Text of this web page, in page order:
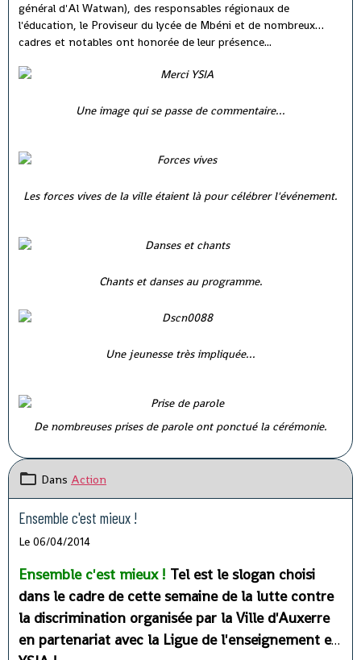
général d'Al Watwan), des responsables régionaux de
l'éducation, le Proviseur du lycée de Mbéni et de nombreux
cadres et notables ont honorée de leur présence...
Une image qui se passe de commentaire...
Les forces vives de la ville étaient là pour célébrer l'événement.
Chants et danses au programme.
Une jeunesse très impliquée...
De nombreuses prises de parole ont ponctué la cérémonie.
Dans Action
Ensemble c'est mieux !
Le 06/04/2014
Ensemble c'est mieux ! Tel est le slogan choisi
dans le cadre de cette semaine de la lutte contre
la discrimination organisée par la Ville d'Auxerre
en partenariat avec la Ligue de l'enseignement et